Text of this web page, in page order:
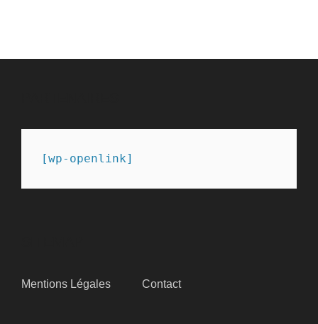
[wp-openlink]
Mentions Légales Contact